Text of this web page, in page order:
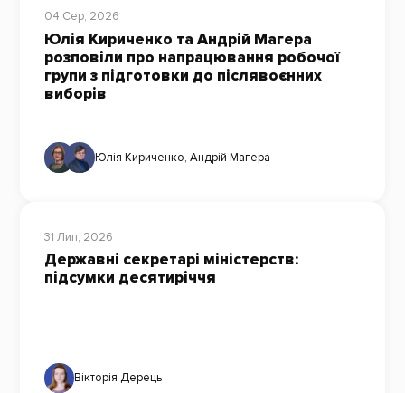
04 Сер, 2026
Юлія Кириченко та Андрій Магера
розповіли про напрацювання робочої
групи з підготовки до післявоєнних
виборів
Юлія Кириченко, Андрій Магера
31 Лип, 2026
Державні секретарі міністерств:
підсумки десятиріччя
Вікторія Дерець